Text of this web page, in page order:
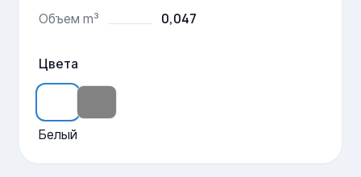
Объем m³ 0,047
Цвета
Белый